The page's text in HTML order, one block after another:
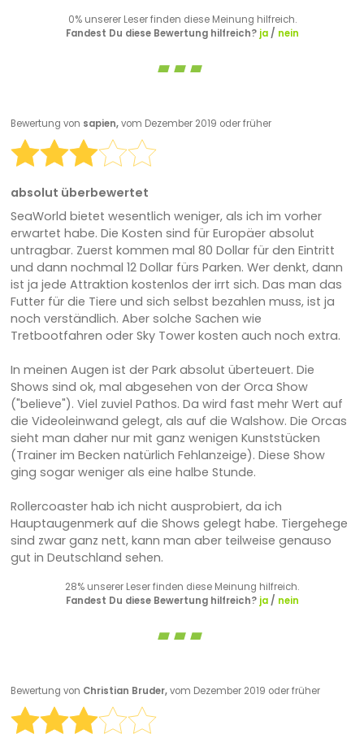
0% unserer Leser finden diese Meinung hilfreich.
Fandest Du diese Bewertung hilfreich? ja/ nein
Bewertung von sapien,vom Dezember 2019 oder früher
absolut überbewertet
SeaWorld bietet wesentlich weniger, als ich im vorher
erwartet habe. Die Kosten sind für Europäer absolut
untragbar. Zuerst kommen mal 80 Dollar für den Eintritt
und dann nochmal 12 Dollar fürs Parken. Wer denkt, dann
ist ja jede Attraktion kostenlos der irrt sich. Das man das
Futter für die Tiere und sich selbst bezahlen muss, ist ja
noch verständlich. Aber solche Sachen wie
Tretbootfahren oder Sky Tower kosten auch noch extra.
In meinen Augen ist der Park absolut überteuert. Die
Shows sind ok, mal abgesehen von der Orca Show
("believe"). Viel zuviel Pathos. Da wird fast mehr Wert auf
die Videoleinwand gelegt, als auf die Walshow. Die Orcas
sieht man daher nur mit ganz wenigen Kunststücken
(Trainer im Becken natürlich Fehlanzeige). Diese Show
ging sogar weniger als eine halbe Stunde.
Rollercoaster hab ich nicht ausprobiert, da ich
Hauptaugenmerk auf die Shows gelegt habe. Tiergehege
sind zwar ganz nett, kann man aber teilweise genauso
gut in Deutschland sehen.
28% unserer Leser finden diese Meinung hilfreich.
Fandest Du diese Bewertung hilfreich? ja/ nein
Bewertung von Christian Bruder,vom Dezember 2019 oder früher